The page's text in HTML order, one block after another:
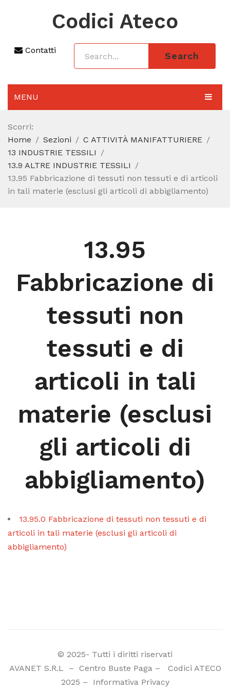
Codici Ateco
Contatti
Search
MENU
AGGIORNAMENTO 2025
SEZIONI
CODICE ATECO A COSA SERVE
Scorri:
Home
Sezioni
C ATTIVITÀ MANIFATTURIERE
13 INDUSTRIE TESSILI
13.9 ALTRE INDUSTRIE TESSILI
13.95 Fabbricazione di tessuti non tessuti e di articoli
in tali materie (esclusi gli articoli di abbigliamento)
13.95
Fabbricazione di
tessuti non
tessuti e di
articoli in tali
materie (esclusi
gli articoli di
abbigliamento)
13.95.0 Fabbricazione di tessuti non tessuti e di
articoli in tali materie (esclusi gli articoli di
abbigliamento)
© 2025- Tutti i diritti riservati
AVANET S.R.L
– Centro Buste Paga– Codici ATECO
2025 – Informativa Privacy